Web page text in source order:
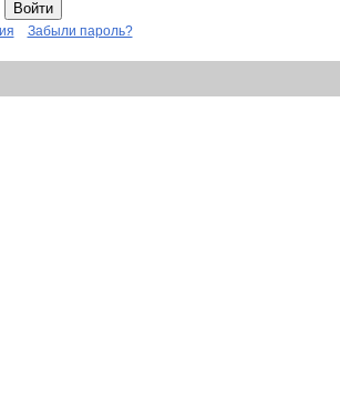
Забыли пароль?